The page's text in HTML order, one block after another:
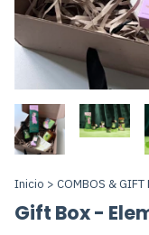
Inicio > COMBOS & GIFT
Gift Box -